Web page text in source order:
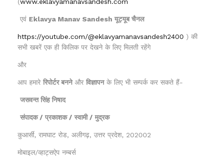
एवं Eklavya Manav Sandesh यूट्यूब चैनल
https://youtube.com/@eklavyamanavsandesh2400 ) की
सभी खबरें एक ही किलिक पर देखने के लिए मिलती रहेंगे
और
आप हमारे रिपोर्टर बननेऔर विज्ञापनके लिए भी सम्पर्क कर सकते हैं-
जसवन्त सिंह निषाद
संपादक / प्रकाशक / स्वामी / मुद्रक
कुआर्सी, रामघाट रोड, अलीगढ़, उत्तर प्रदेश, 202002
मोबाइल/व्हाट्सऐप नम्बर्स